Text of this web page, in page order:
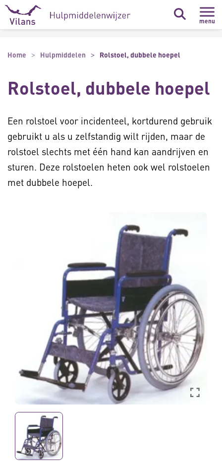
Naar hoofdinhoud
Naar footer
menu
Home Hulpmiddelen Rolstoel, dubbele hoepel
Rolstoel, dubbele hoepel
Een rolstoel voor incidenteel, kortdurend gebruik
gebruikt u als u zelfstandig wilt rijden, maar de
rolstoel slechts met één hand kan aandrijven en
sturen. Deze rolstoelen heten ook wel rolstoelen
met dubbele hoepel.